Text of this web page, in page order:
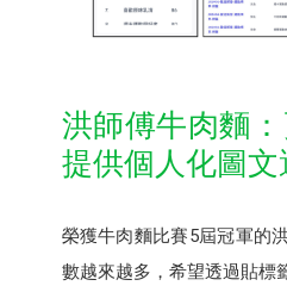
洪師傅牛肉麵
提供個人化圖文
榮獲牛肉麵比賽5屆冠軍的
數越來越多，希望透過貼標